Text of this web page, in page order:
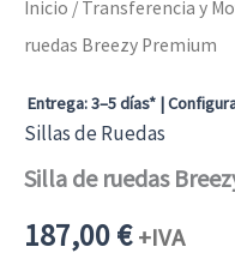
Inicio / Transferencia y
ruedas Breezy Premium
Entrega: 3–5 días* |
Sillas de Ruedas
Silla de ruedas
187,00€ +IVA